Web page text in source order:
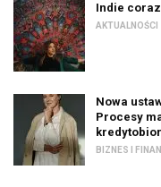
Indie
AKTUALNOŚCI
Nowa
Procesy
BIZNES I